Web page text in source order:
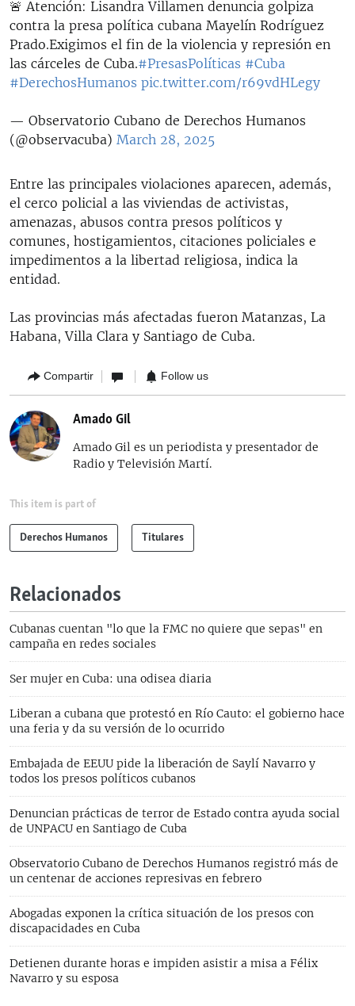
🚨 Atención: Lisandra Villamen denuncia golpiza
contra la presa política cubana Mayelín Rodríguez
Prado.Exigimos el fin de la violencia y represión en
las cárceles de Cuba.#PresasPolíticas #Cuba
#DerechosHumanos pic.twitter.com/r69vdHLegy
— Observatorio Cubano de Derechos Humanos
(@observacuba) March 28, 2025
Entre las principales violaciones aparecen, además,
el cerco policial a las viviendas de activistas,
amenazas, abusos contra presos políticos y
comunes, hostigamientos, citaciones policiales e
impedimentos a la libertad religiosa, indica la
entidad.
Las provincias más afectadas fueron Matanzas, La
Habana, Villa Clara y Santiago de Cuba.
Compartir Follow us
Amado Gil
Amado Gil es un periodista y presentador de
Radio y Televisión Martí.
This item is part of
Derechos Humanos Titulares
Relacionados
Cubanas cuentan "lo que la FMC no quiere que sepas" en
campaña en redes sociales
Ser mujer en Cuba: una odisea diaria
Liberan a cubana que protestó en Río Cauto: el gobierno hace
una feria y da su versión de lo ocurrido
Embajada de EEUU pide la liberación de Saylí Navarro y
todos los presos políticos cubanos
Denuncian prácticas de terror de Estado contra ayuda social
de UNPACU en Santiago de Cuba
Observatorio Cubano de Derechos Humanos registró más de
un centenar de acciones represivas en febrero
Abogadas exponen la crítica situación de los presos con
discapacidades en Cuba
Detienen durante horas e impiden asistir a misa a Félix
Navarro y su esposa